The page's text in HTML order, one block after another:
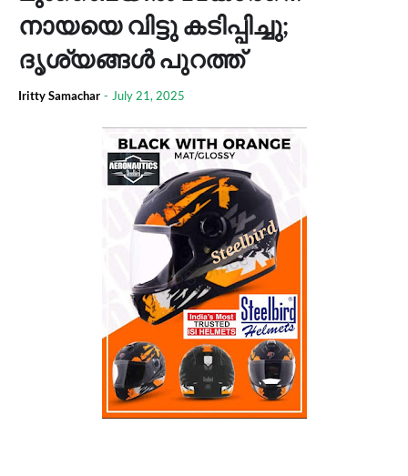
നായയെ വിട്ടു കടിപ്പിച്ചു;
ദൃശ്യങ്ങള്‍ പുറത്ത്
Iritty Samachar - July 21, 2025